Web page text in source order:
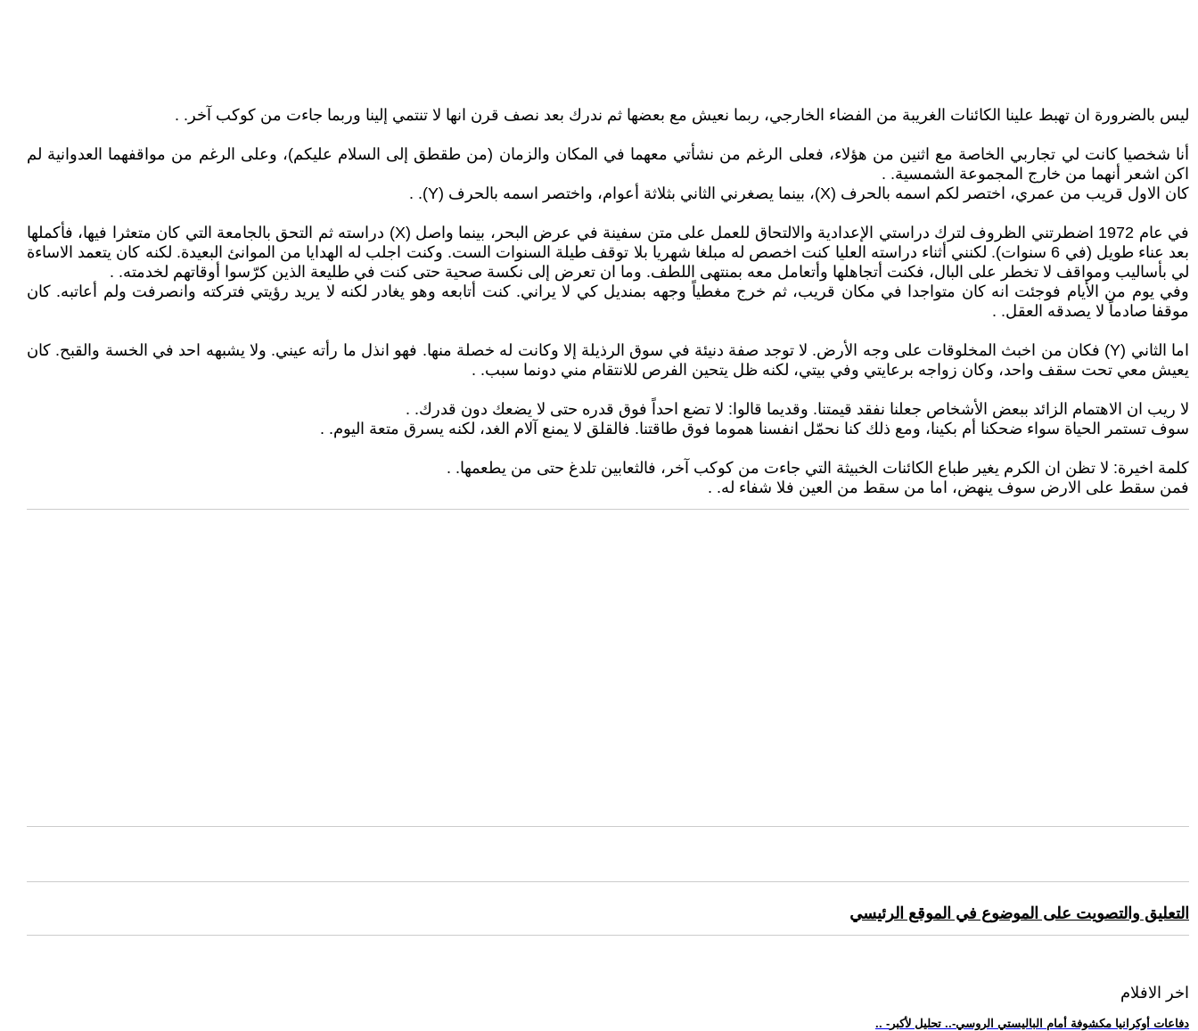
ليس بالضرورة ان تهبط علينا الكائنات الغريبة من الفضاء الخارجي، ربما نعيش مع بعضها ثم ندرك بعد نصف قرن انها لا تنتمي إلينا وربما جاءت من كوكب آخر. .
أنا شخصيا كانت لي تجاربي الخاصة مع اثنين من هؤلاء، فعلى الرغم من نشأتي معهما في المكان والزمان (من طقطق إلى السلام عليكم)، وعلى الرغم من مواقفهما العدوانية لم
اكن اشعر أنهما من خارج المجموعة الشمسية. .
كان الاول قريب من عمري، اختصر لكم اسمه بالحرف (X)، بينما يصغرني الثاني بثلاثة أعوام، واختصر اسمه بالحرف (Y). .
في عام 1972 اضطرتني الظروف لترك دراستي الإعدادية والالتحاق للعمل على متن سفينة في عرض البحر، بينما واصل (X) دراسته ثم التحق بالجامعة التي كان متعثرا فيها، فأكملها
بعد عناء طويل (في 6 سنوات). لكنني أثناء دراسته العليا كنت اخصص له مبلغا شهريا بلا توقف طيلة السنوات الست. وكنت اجلب له الهدايا من الموانئ البعيدة. لكنه كان يتعمد الاساءة
لي بأساليب ومواقف لا تخطر على البال، فكنت أتجاهلها وأتعامل معه بمنتهى اللطف. وما ان تعرض إلى نكسة صحية حتى كنت في طليعة الذين كرّسوا أوقاتهم لخدمته. .
وفي يوم من الأيام فوجئت انه كان متواجدا في مكان قريب، ثم خرج مغطياً وجهه بمنديل كي لا يراني. كنت أتابعه وهو يغادر لكنه لا يريد رؤيتي فتركته وانصرفت ولم أعاتبه. كان
موقفا صادماً لا يصدقه العقل. .
اما الثاني (Y) فكان من اخبث المخلوقات على وجه الأرض. لا توجد صفة دنيئة في سوق الرذيلة إلا وكانت له خصلة منها. فهو انذل ما رأته عيني. ولا يشبهه احد في الخسة والقبح. كان
يعيش معي تحت سقف واحد، وكان زواجه برعايتي وفي بيتي، لكنه ظل يتحين الفرص للانتقام مني دونما سبب. .
لا ريب ان الاهتمام الزائد ببعض الأشخاص جعلنا نفقد قيمتنا. وقديما قالوا: لا تضع احداً فوق قدره حتى لا يضعك دون قدرك. .
سوف تستمر الحياة سواء ضحكنا أم بكينا، ومع ذلك كنا نحمّل انفسنا هموما فوق طاقتنا. فالقلق لا يمنع آلام الغد، لكنه يسرق متعة اليوم. .
كلمة اخيرة: لا تظن ان الكرم يغير طباع الكائنات الخبيثة التي جاءت من كوكب آخر، فالثعابين تلدغ حتى من يطعمها. .
فمن سقط على الارض سوف ينهض، اما من سقط من العين فلا شفاء له. .
التعليق والتصويت على الموضوع في الموقع الرئيسي
اخر الافلام
.. -دفاعات أوكرانيا مكشوفة أمام الباليستي الروسي-.. تحليل لأكبر